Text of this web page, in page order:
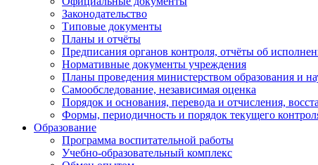
Законодательство
Типовые документы
Планы и отчёты
Предписания органов контроля, отчёты об
Нормативные документы учреждения
Планы проведения министерством образования и
Самообследование, независимая оценка
Порядок и основания, перевода и отчисления,
Формы, периодичность и порядок текущего
Образование
Программа воспитательной работы
Учебно-образовательный комплекс